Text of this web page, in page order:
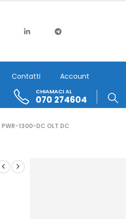
Contatti Account
CHIAMACI AL
070 274604
PWR-1300-DC OLT DC